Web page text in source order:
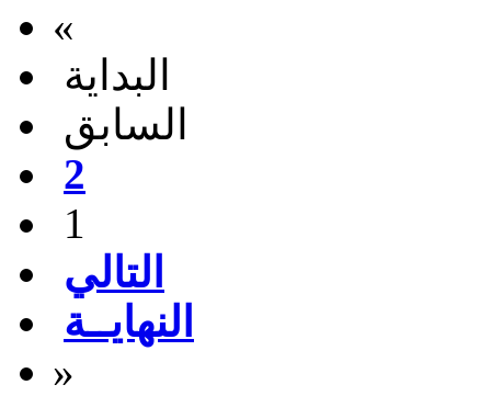
«
البداية
السابق
2
1
التالي
النهايــة
»